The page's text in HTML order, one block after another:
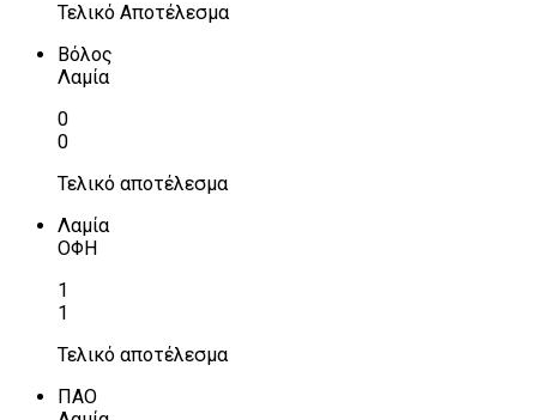
Τελικό Αποτέλεσμα
Βόλος
Λαμία
0
0
Τελικό αποτέλεσμα
Λαμία
ΟΦΗ
1
1
Τελικό αποτέλεσμα
ΠΑΟ